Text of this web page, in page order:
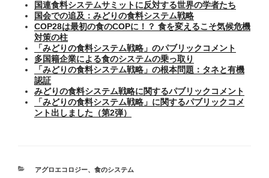
国連食料システムサミットに反対する世界の学者たち
国会での追及：みどりの食料システム戦略
COP28は最初の食のCOPに！？ 食を変えるこそ気候危機
対策の柱
「みどりの食料システム戦略」のパブリックコメント
多国籍企業による食のシステムの乗っ取り
「みどりの食料システム戦略」の根本問題：タネと有機
認証
みどりの食料システム戦略に関するパブリックコメント
「みどりの食料システム戦略」に関するパブリックコメ
ント出しました（第2弾）
カ
アグロエコロジー、 食のシステム